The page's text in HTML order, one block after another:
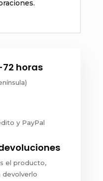
horas
y PayPal
el producto,
devolverlo